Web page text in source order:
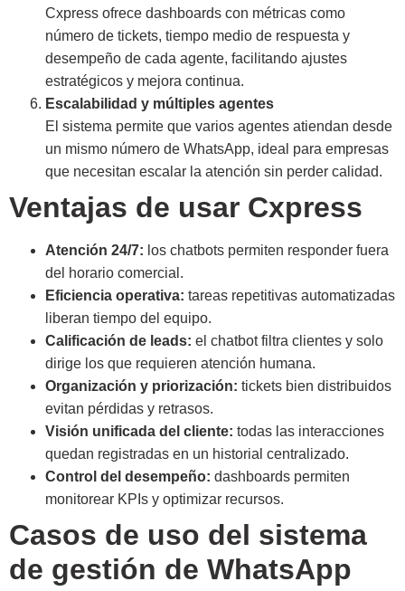
Cxpress ofrece dashboards con métricas como
número de tickets, tiempo medio de respuesta y
desempeño de cada agente, facilitando ajustes
estratégicos y mejora continua.
Escalabilidad y múltiples agentes
El sistema permite que varios agentes atiendan desde
un mismo número de WhatsApp, ideal para empresas
que necesitan escalar la atención sin perder calidad.
Ventajas de usar Cxpress
Atención 24/7: los chatbots permiten responder fuera
del horario comercial.
Eficiencia operativa: tareas repetitivas automatizadas
liberan tiempo del equipo.
Calificación de leads: el chatbot filtra clientes y solo
dirige los que requieren atención humana.
Organización y priorización: tickets bien distribuidos
evitan pérdidas y retrasos.
Visión unificada del cliente: todas las interacciones
quedan registradas en un historial centralizado.
Control del desempeño: dashboards permiten
monitorear KPIs y optimizar recursos.
Casos de uso del sistema
de gestión de WhatsApp